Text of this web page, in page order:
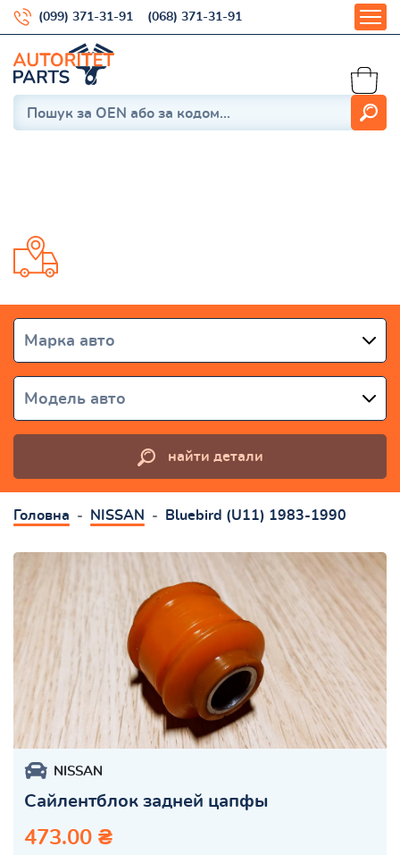
(099) 371-31-91 (068) 371-31-91
Марка авто
Модель авто
найти детали
Головна NISSAN Bluebird (U11) 1983-1990
NISSAN
Сайлентблок задней цапфы
473.00 ₴